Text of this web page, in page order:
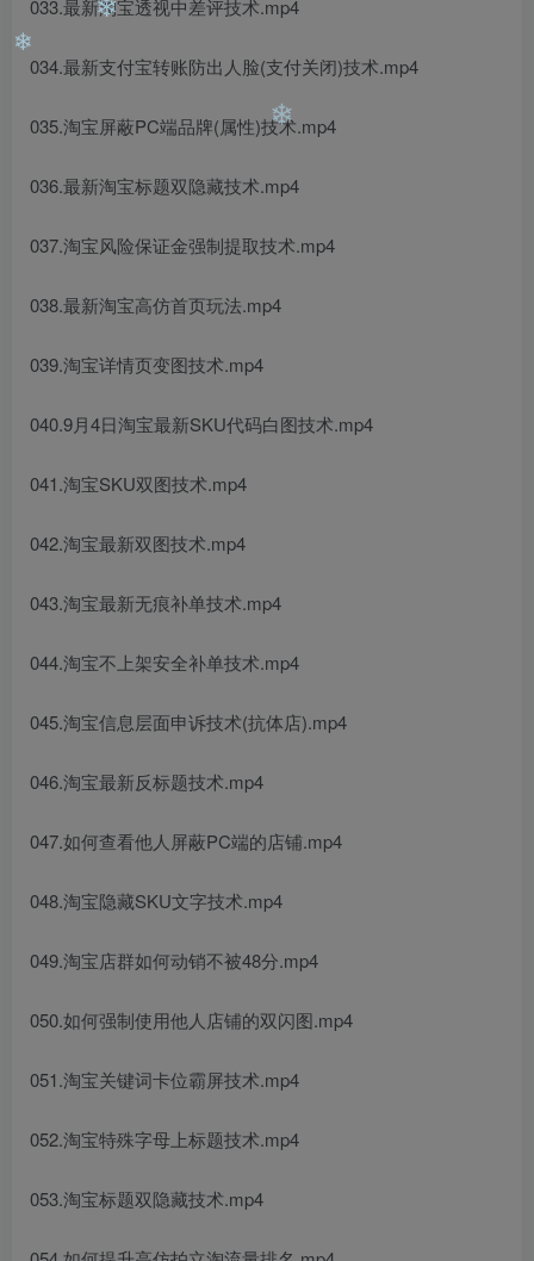
033.最新淘宝透视中差评技术.mp4
034.最新支付宝转账防出人脸(支付关闭)技术.mp4
035.淘宝屏蔽PC端品牌(属性)技术.mp4
036.最新淘宝标题双隐藏技术.mp4
037.淘宝风险保证金强制提取技术.mp4
038.最新淘宝高仿首页玩法.mp4
039.淘宝详情页变图技术.mp4
040.9月4日淘宝最新SKU代码白图技术.mp4
041.淘宝SKU双图技术.mp4
042.淘宝最新双图技术.mp4
043.淘宝最新无痕补单技术.mp4
044.淘宝不上架安全补单技术.mp4
045.淘宝信息层面申诉技术(抗体店).mp4
046.淘宝最新反标题技术.mp4
047.如何查看他人屏蔽PC端的店铺.mp4
048.淘宝隐藏SKU文字技术.mp4
049.淘宝店群如何动销不被48分.mp4
050.如何强制使用他人店铺的双闪图.mp4
051.淘宝关键词卡位霸屏技术.mp4
052.淘宝特殊字母上标题技术.mp4
053.淘宝标题双隐藏技术.mp4
❄
❄
❄
❄